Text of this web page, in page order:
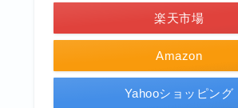
Amazon
楽天市場
Yahooショッピング